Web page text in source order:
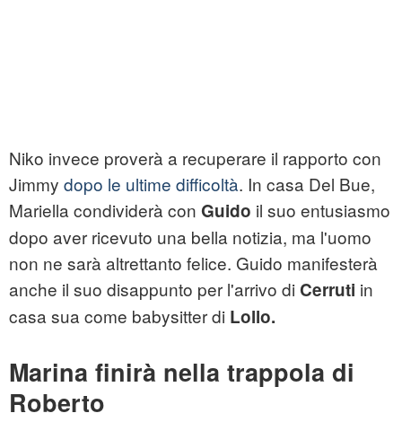
Niko invece proverà a recuperare il rapporto con
Jimmy dopo le ultime difficoltà. In casa Del Bue,
Mariella condividerà con Guido il suo entusiasmo
dopo aver ricevuto una bella notizia, ma l'uomo
non ne sarà altrettanto felice. Guido manifesterà
anche il suo disappunto per l'arrivo di Cerruti in
casa sua come babysitter di Lollo.
Marina finirà nella trappola di
Roberto